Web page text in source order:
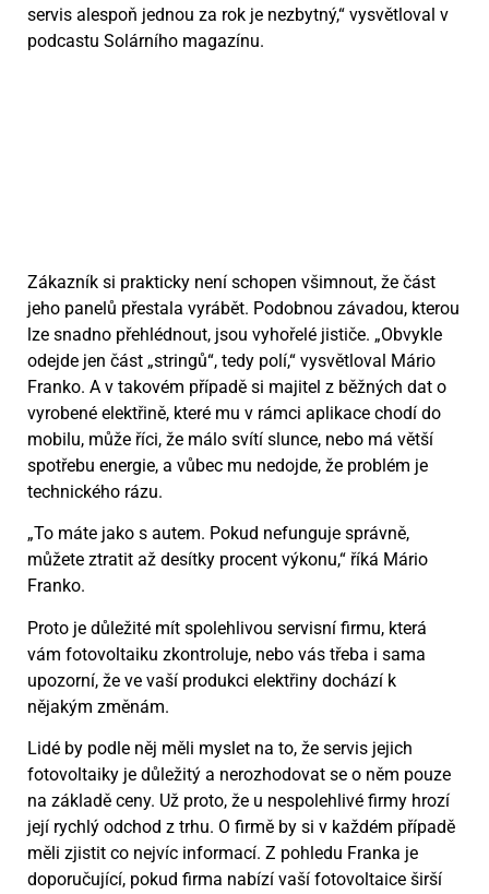
servis alespoň jednou za rok je nezbytný,“ vysvětloval v
podcastu Solárního magazínu.
Zákazník si prakticky není schopen všimnout, že část
jeho panelů přestala vyrábět. Podobnou závadou, kterou
lze snadno přehlédnout, jsou vyhořelé jističe. „Obvykle
odejde jen část „stringů“, tedy polí,“ vysvětloval Mário
Franko. A v takovém případě si majitel z běžných dat o
vyrobené elektřině, které mu v rámci aplikace chodí do
mobilu, může říci, že málo svítí slunce, nebo má větší
spotřebu energie, a vůbec mu nedojde, že problém je
technického rázu.
„To máte jako s autem. Pokud nefunguje správně,
můžete ztratit až desítky procent výkonu,“ říká Mário
Franko.
Proto je důležité mít spolehlivou servisní firmu, která
vám fotovoltaiku zkontroluje, nebo vás třeba i sama
upozorní, že ve vaší produkci elektřiny dochází k
nějakým změnám.
Lidé by podle něj měli myslet na to, že servis jejich
fotovoltaiky je důležitý a nerozhodovat se o něm pouze
na základě ceny. Už proto, že u nespolehlivé firmy hrozí
její rychlý odchod z trhu. O firmě by si v každém případě
měli zjistit co nejvíc informací. Z pohledu Franka je
doporučující, pokud firma nabízí vaší fotovoltaice širší